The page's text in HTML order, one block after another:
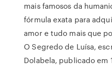
mais famosos da
fórmula exata para
amor e tudo mais que
O Segredo de Luísa,
Dolabela, publicado em